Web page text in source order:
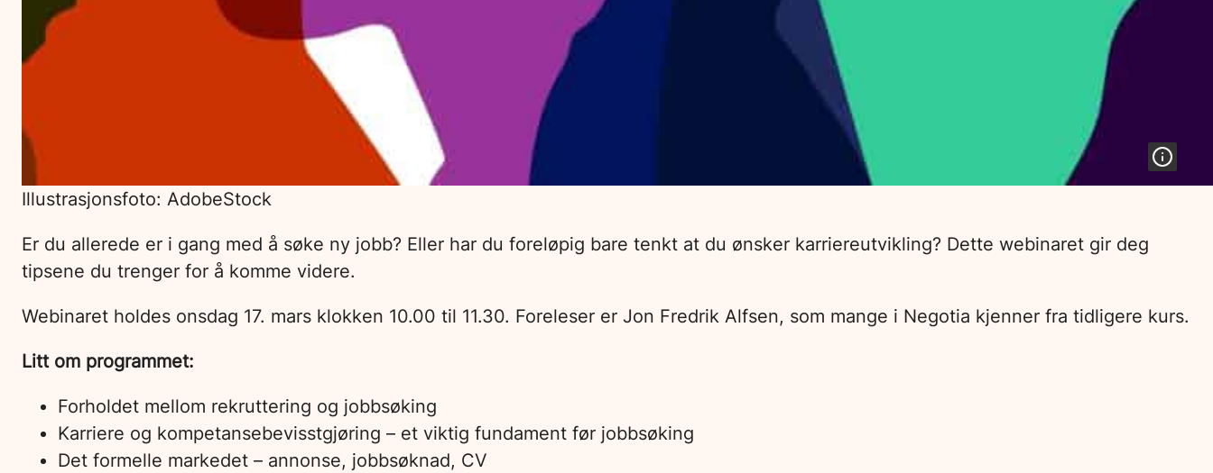
Illustrasjonsfoto: AdobeStock
Er du allerede er i gang med å søke ny jobb? Eller har du foreløpig bare tenkt at du ønsker karriereutvikling? Dette webinaret gir deg
tipsene du trenger for å komme videre.
Webinaret holdes onsdag 17. mars klokken 10.00 til 11.30. Foreleser er Jon Fredrik Alfsen, som mange i Negotia kjenner fra tidligere kurs.
Litt om programmet:
Forholdet mellom rekruttering og jobbsøking
Karriere og kompetansebevisstgjøring – et viktig fundament før jobbsøking
Det formelle markedet – annonse, jobbsøknad, CV